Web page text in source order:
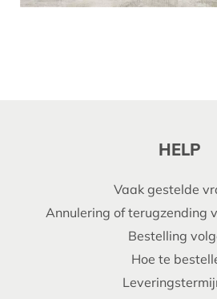
HELP
Vaak gestelde
Annulering of terugzending
Bestelling
Hoe te